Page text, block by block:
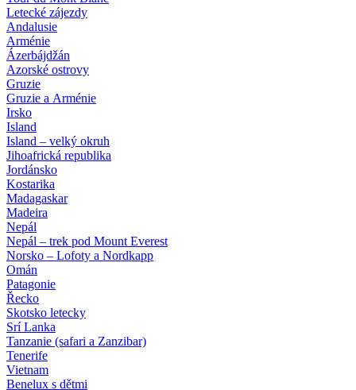
Letecké zájezdy
Andalusie
Arménie
Ázerbájdžán
Azorské ostrovy
Gruzie
Gruzie a Arménie
Irsko
Island
Island – velký okruh
Jihoafrická republika
Jordánsko
Kostarika
Madagaskar
Madeira
Nepál
Nepál – trek pod Mount Everest
Norsko – Lofoty a Nordkapp
Omán
Patagonie
Řecko
Skotsko letecky
Srí Lanka
Tanzanie (safari a Zanzibar)
Tenerife
Vietnam
Benelux s dětmi